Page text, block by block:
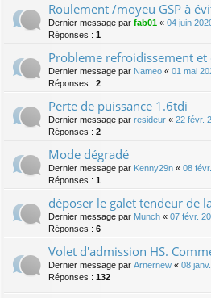
Roulement /moyeu GSP à
Dernier message par fab01 « 04 juin
Réponses : 1
Probleme refroidissement
Dernier message par Nameo « 01 mai
Réponses : 2
Perte de puissance 1.6tdi
Dernier message par resideur « 22 févr.
Réponses : 2
Mode dégradé
Dernier message par Kenny29n « 08
Réponses : 1
déposer le galet tendeur de
Dernier message par Munch « 07 févr.
Réponses : 6
Volet d'admission HS.
Dernier message par Arnernew « 08
Réponses : 132